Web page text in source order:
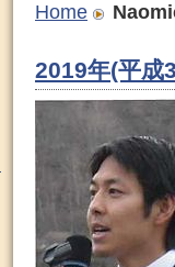
Home
2019年(平成